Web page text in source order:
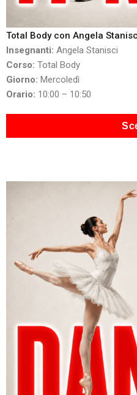
Total Body con Angela
Insegnanti: Angela Stanisci
Corso: Total Body
Giorno: Mercoledì
Orario: 10:00 – 10:50